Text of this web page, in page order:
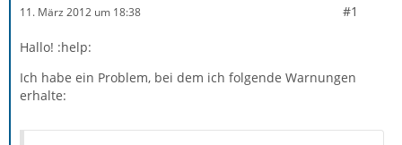
11. März 2012 um 18:38 #1
Hallo! :help:
Ich habe ein Problem, bei dem ich folgende Warnungen
erhalte: